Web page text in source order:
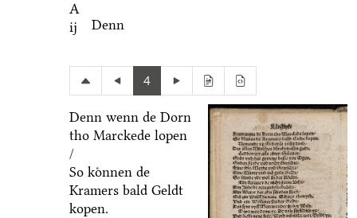
A
ij
Denn
4
Denn wenn de Dorn
tho Marckede lopen
/
So koͤnnen de
Kramers bald Geldt
kopen.